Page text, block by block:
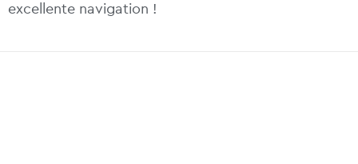
excellente navigation !